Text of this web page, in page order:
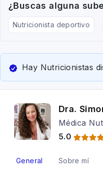
¿Buscas alguna
Nutricionista deportivo
Hay Nutricionistas
Dra.
Médica
5.0
General Sobre mí